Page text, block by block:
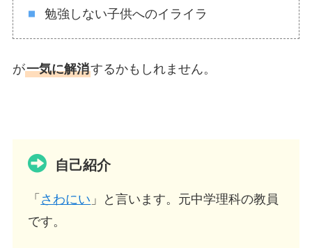
勉強しない子供へのイライラ
が一気に解消するかもしれません。
自己紹介
「 さわにい 」と言います。元中学理科の教員
です。